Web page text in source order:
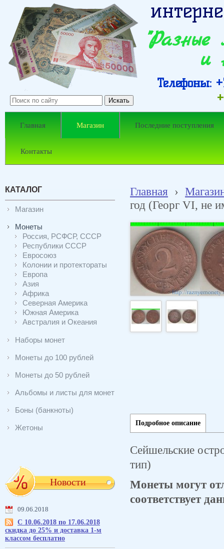
и
Телефоны:
Главная Магазин Последние поступления
Контакты
КАТАЛОГ
Магазин
Монеты
Россия, РСФСР, СССР
Республики СССР
Евросоюз
Колонии и протектораты
Европа
Азия
Африка
Северная Америка
Южная Америка
Австралия и Океания
Наборы монет
Монеты до 100 рублей
Монеты до 50 рублей
Альбомы и листы для монет
Боны (банкноты)
Жетоны
Новости
09.06.2018
С 10.06.2018 по 17.06.2018
скидка до 25% и доставка 1-м
классом бесплатно
Главная ›
год (Георг VI, не
Подробное описание
Сейшельские
тип)
Монеты могут
соответствует